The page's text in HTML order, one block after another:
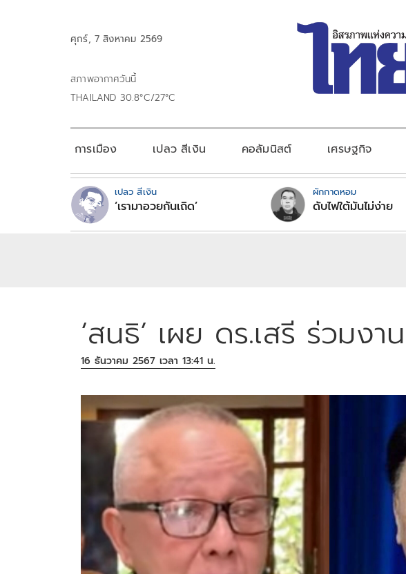
ศุกร์, 7 สิงหาคม 2569
สภาพอากาศวันนี้
THAILAND 30.8°C/27°C
การเมือง เปลว สีเงิน คอลัมนิสต์ เศรษฐกิจ
เปลว สีเงิน
‘เรามาอวยกันเถิด’
ผักกาดหอม
ดับไฟใต้มันไม่ง่าย
‘สนธิ’ เผย ดร.เสรี ร่วมงา
16 ธันวาคม 2567 เวลา 13:41 น.